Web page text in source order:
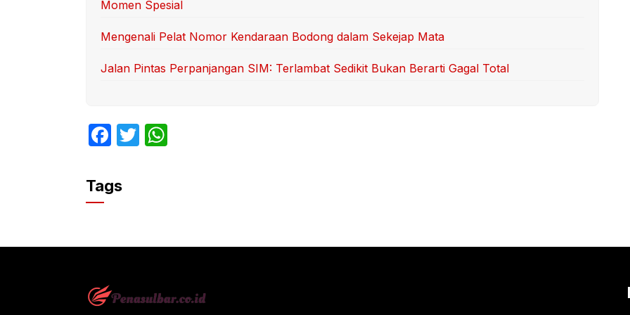
Momen Spesial
Mengenali Pelat Nomor Kendaraan Bodong dalam Sekejap Mata
Jalan Pintas Perpanjangan SIM: Terlambat Sedikit Bukan Berarti Gagal Total
F
c
e
o
k
T
p
Tags